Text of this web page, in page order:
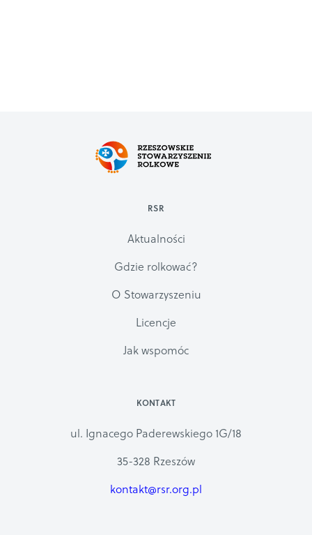
RSR
Aktualności
Gdzie rolkować?
O Stowarzyszeniu
Licencje
Jak wspomóc
KONTAKT
ul. Ignacego Paderewskiego 1G/18
35-328 Rzeszów
kontakt@rsr.org.pl